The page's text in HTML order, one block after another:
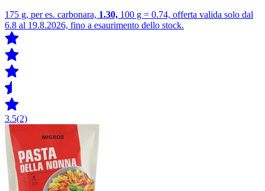
175 g, per es. carbonara, 1.30, 100 g = 0.74, offerta valida solo dal
6.8 al 19.8.2026, fino a esaurimento dello stock.
3.5(2)